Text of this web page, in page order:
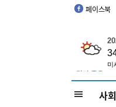
페이스북
사회